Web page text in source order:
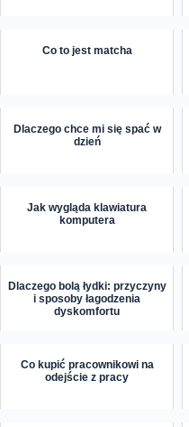
Co to jest matcha
Dlaczego chce mi się spać w
dzień
Jak wygląda klawiatura
komputera
Dlaczego bolą łydki: przyczyny
i sposoby łagodzenia
dyskomfortu
Co kupić pracownikowi na
odejście z pracy